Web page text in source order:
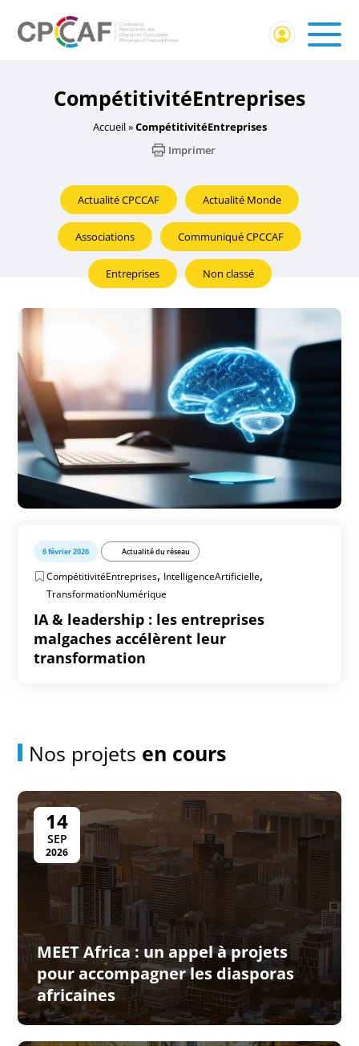
CompétitivitéEntreprises
Accueil»CompétitivitéEntreprises
Imprimer
Actualité CPCCAF Actualité Monde
Associations Communiqué CPCCAF
Entreprises Non classé
6 février 2026 Actualité du réseau
CompétitivitéEntreprises, IntelligenceArtificielle,
TransformationNumérique
IA & leadership : les entreprises
malgaches accélèrent leur
transformation
Nos projets en cours
14
SEP
2026
MEET Africa : un appel à projets
pour accompagner les diasporas
africaines